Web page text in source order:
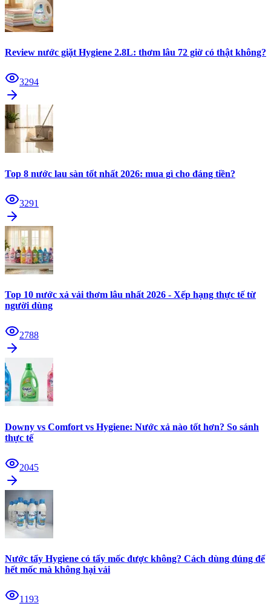
Review nước giặt Hygiene 2.8L: thơm lâu 72 giờ có thật không?
3294
Top 8 nước lau sàn tốt nhất 2026: mua gì cho đáng tiền?
3291
Top 10 nước xả vải thơm lâu nhất 2026 - Xếp hạng thực tế từ
người dùng
2788
Downy vs Comfort vs Hygiene: Nước xả nào tốt hơn? So sánh
thực tế
2045
Nước tẩy Hygiene có tẩy mốc được không? Cách dùng đúng để
hết mốc mà không hại vải
1193